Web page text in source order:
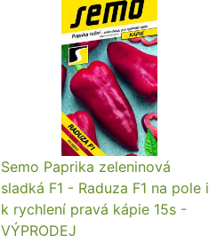
Semo Paprika zeleninová
sladká F1 - Raduza F1 na pole i
k rychlení pravá kápie 15s -
VÝPRODEJ